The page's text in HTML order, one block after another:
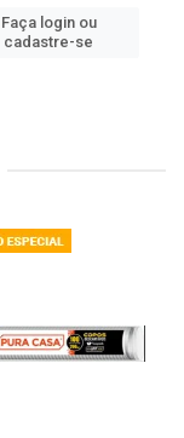
Faça login ou
cadastre-se